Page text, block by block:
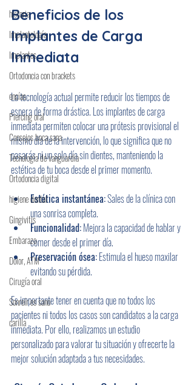
historia
Implantología
Implantes
Ortodoncia con brackets
encías
Piercing oral
Consejos boca sana
Tecnología de vanguardia
Ortodoncia digital
higiene dental
Gingivitis
Embarazo
Dolor, ATM
Cirugía oral
Sonreír es sano
carilla
Beneficios de los
Implantes de Carga
Inmediata
La tecnología actual permite reducir los tiempos de
espera de forma drástica. Los implantes de carga
inmediata permiten colocar una prótesis provisional el
mismo día de la intervención, lo que significa que no
pasarás ni un solo día sin dientes, manteniendo la
estética de tu boca desde el primer momento.
Estética instantánea: Sales de la clínica con
una sonrisa completa.
Funcionalidad: Mejora la capacidad de hablar y
comer desde el primer día.
Preservación ósea: Estimula el hueso maxilar
evitando su pérdida.
Es importante tener en cuenta que no todos los
pacientes ni todos los casos son candidatos a la carga
inmediata. Por ello, realizamos un estudio
personalizado para valorar tu situación y ofrecerte la
mejor solución adaptada a tus necesidades.